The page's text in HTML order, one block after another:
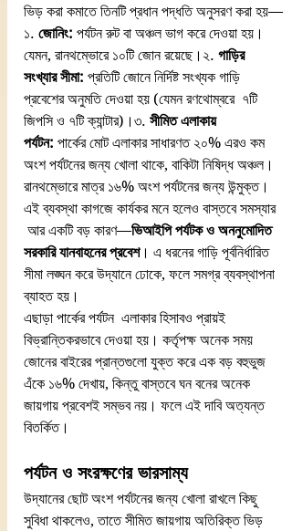
ভিড় করা কমাতে তিনটি প্রধান পদ্ধতি অনুসরণ করা হয়—
১. জোনিং: পর্যটন রুট বা অঞ্চল ভাগ করে দেওয়া হয়।
যেমন, রানথম্ভোরে ১০টি জোন রয়েছে।২. গাড়ির
সংখ্যার সীমা: প্রতিটি জোনে নির্দিষ্ট সংখ্যক গাড়ি
প্রবেশের অনুমতি দেওয়া হয় (যেমন রণথোম্বরে  ৭টি
জিপসি ও ৭টি ক্যান্টার)।৩. সীমিত এলাকায়
পর্যটন: পার্কের মোট এলাকার সাধারণত ২০% এরও কম
অংশ পর্যটনের জন্য খোলা থাকে, বাকিটা নিষিদ্ধ অঞ্চল।
রানথম্ভোরে মাত্র ১৬% অংশ পর্যটনের জন্য উন্মুক্ত।
এই ব্যবস্থা কাগজে কার্যকর মনে হলেও বাস্তবে সমস্যার
আর একটি বড় কারণ—ভিআইপি পর্যটক ও অননুমোদিত
সরকারি যানবাহনের প্রবেশ। এ ধরনের গাড়ি পূর্বনির্ধারিত
সীমা লঙ্ঘন করে উদ্যানে ঢোকে, ফলে সমগ্র ব্যবস্থাপনা
ব্যাহত হয়।
এছাড়া পার্কের পর্যটন  এলাকার হিসাবও প্রায়ই
বিভ্রান্তিকরভাবে দেওয়া হয়। কর্তৃপক্ষ অনেক সময়
জোনের বাইরের প্রান্তগুলো যুক্ত করে এক বড় বহুভুজ
এঁকে ১৬% দেখায়, কিন্তু বাস্তবে ঘন বনের অনেক
জায়গায় প্রবেশই সম্ভব নয়। ফলে এই দাবি অত্যন্ত
বিতর্কিত।
পর্যটন ও সংরক্ষণের ভারসাম্য
উদ্যানের ছোট অংশ পর্যটনের জন্য খোলা রাখলে কিছু
সুবিধা থাকলেও, তাতে সীমিত জায়গায় অতিরিক্ত ভিড়